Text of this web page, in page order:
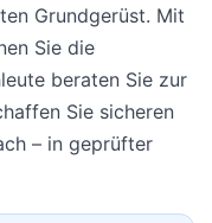
Grundgerüst. Mit
Sie die
beraten Sie zur
Sie sicheren
– in geprüfter